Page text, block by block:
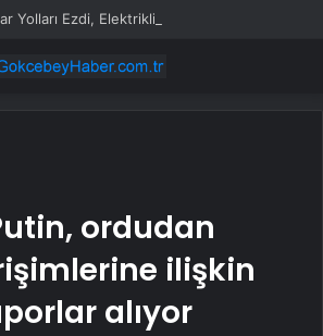
ordudan
ilişkin
alıyor